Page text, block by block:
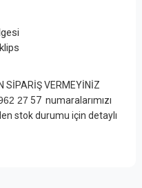
SİPARİŞ VERMEYİNİZ
27 57 numaralarımızı
stok durumu için detaylı